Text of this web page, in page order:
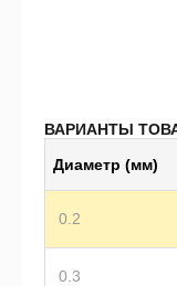
ВАРИАНТЫ
Диаметр (мм)
0.2
0.3